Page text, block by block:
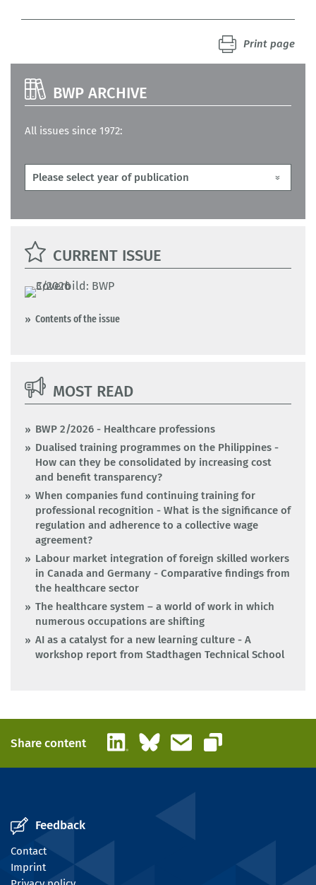
Print page
BWP ARCHIVE
All issues since 1972:
CURRENT ISSUE
Contents of the issue
MOST READ
BWP 2/2026 - Healthcare professions
Dualised training programmes on the Philippines -
How can they be consolidated by increasing cost
and benefit transparency?
When companies fund continuing training for
professional recognition - What is the significance of
regulation and adherence to a collective wage
agreement?
Labour market integration of foreign skilled workers
in Canada and Germany - Comparative findings from
the healthcare sector
The healthcare system – a world of work in which
numerous occupations are shifting
AI as a catalyst for a new learning culture - A
workshop report from Stadthagen Technical School
Share content LinkedInBlueskyEmail
Copy link
Feedback
Contact
Imprint